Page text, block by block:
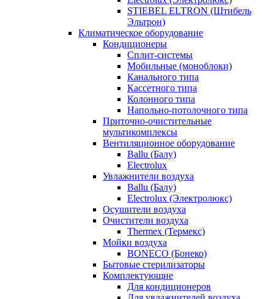
STIEBEL ELTRON (Штибель
Эльтрон)
Климатическое оборудование
Кондиционеры
Сплит-системы
Мобильные (моноблоки)
Канального типа
Кассетного типа
Колонного типа
Напольно-потолочного типа
Приточно-очистительные
мультикомплексы
Вентиляционное оборудование
Ballu (Балу)
Electrolux
Увлажнители воздуха
Ballu (Балу)
Electrolux (Электролюкс)
Осушители воздуха
Очистители воздуха
Thermex (Термекс)
Мойки воздуха
BONECO (Бонеко)
Бытовые стерилизаторы
Комплектующие
Для кондиционеров